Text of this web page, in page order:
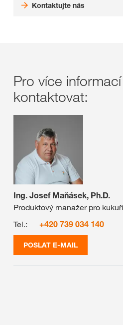
Kontaktujte nás
Pro více
kontaktovat:
Ing. Josef Maňásek, Ph.D.
Produktový manažer pro
Tel.:
+420 739 034 140
POSLAT E-MAIL